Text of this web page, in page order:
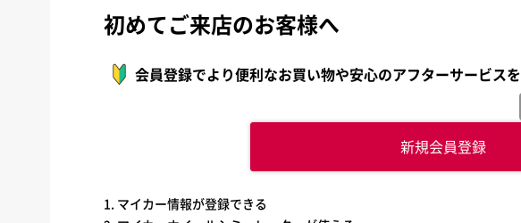
初めてご来店のお客様へ
会員登録でより便利なお買い物や安心のアフターサービスを
新規会員登録
1. マイカー情報が登録できる